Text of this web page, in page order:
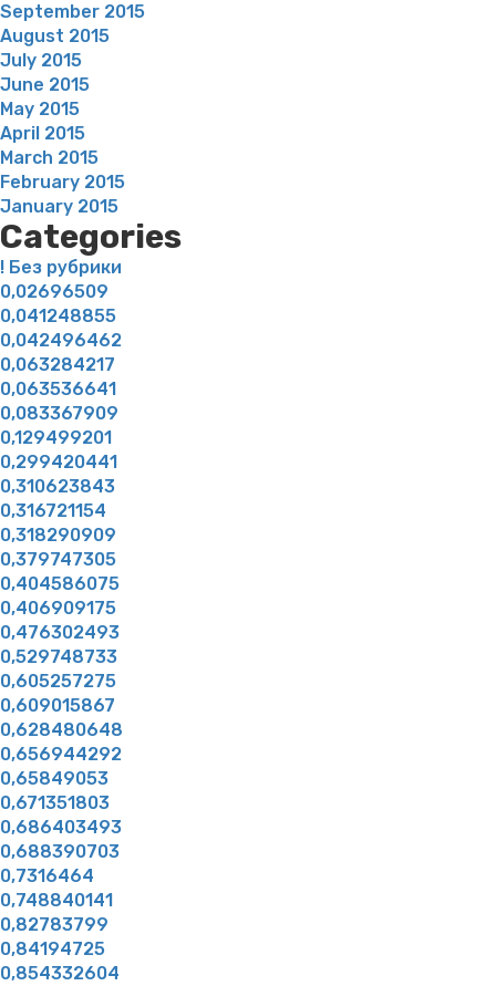
September 2015
August 2015
July 2015
June 2015
May 2015
April 2015
March 2015
February 2015
January 2015
Categories
! Без рубрики
0,02696509
0,041248855
0,042496462
0,063284217
0,063536641
0,083367909
0,129499201
0,299420441
0,310623843
0,316721154
0,318290909
0,379747305
0,404586075
0,406909175
0,476302493
0,529748733
0,605257275
0,609015867
0,628480648
0,656944292
0,65849053
0,671351803
0,686403493
0,688390703
0,7316464
0,748840141
0,82783799
0,84194725
0,854332604